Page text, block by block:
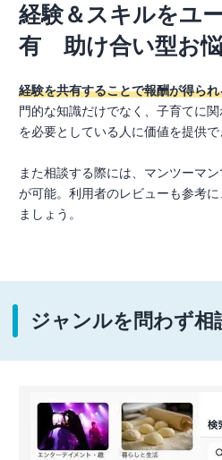
経験＆スキルをユ
有 助け合い型お悩
経験を共有することで報酬が得ら
門的な知識だけでなく、子育てに
を必要としている人に価値を提供で
また相談する際には、マンツーマ
が可能。利用者のレビューも参考
ましょう。
ジャンルを問わず相